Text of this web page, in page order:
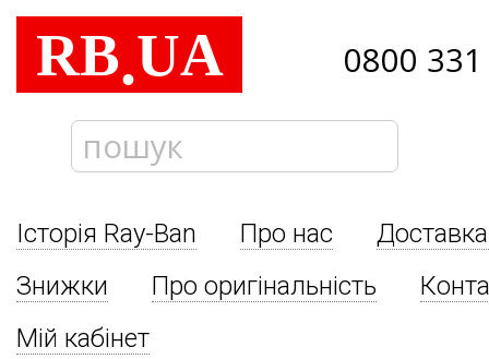
RB.UA 0800
Історія Ray-Ban Про нас
Знижки
Про оригінальність
Мій кабінет